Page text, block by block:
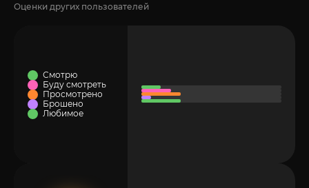
Оценки других пользователей
Смотрю
Буду смотреть
Просмотрено
Брошено
Любимое